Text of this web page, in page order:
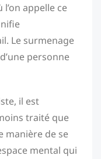
appelle ce
Le surmenage
personne
il est
traité que
manière de se
mental qui